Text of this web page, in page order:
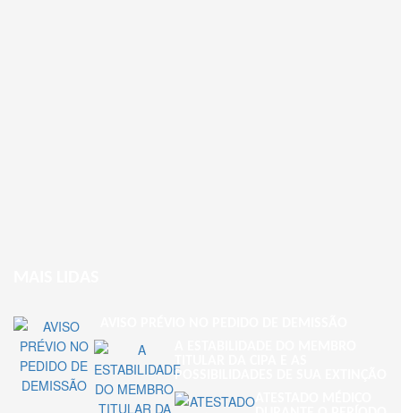
POSSIBILIDADES DE SUA EXTINÇÃO